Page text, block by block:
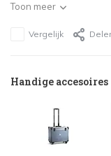
Toon meer
Vergelijk
Handige accesoires